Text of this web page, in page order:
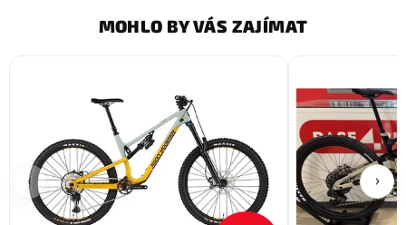
MOHLO BY VÁS ZAJÍMAT
‹ ›